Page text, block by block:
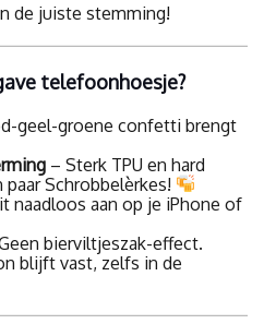
de juiste stemming!
telefoonhoesje?
geel-groene confetti brengt
– Sterk TPU en hard
Schrobbelèrkes!
naadloos aan op je iPhone of
bierviltjeszak-effect.
blijft vast, zelfs in de